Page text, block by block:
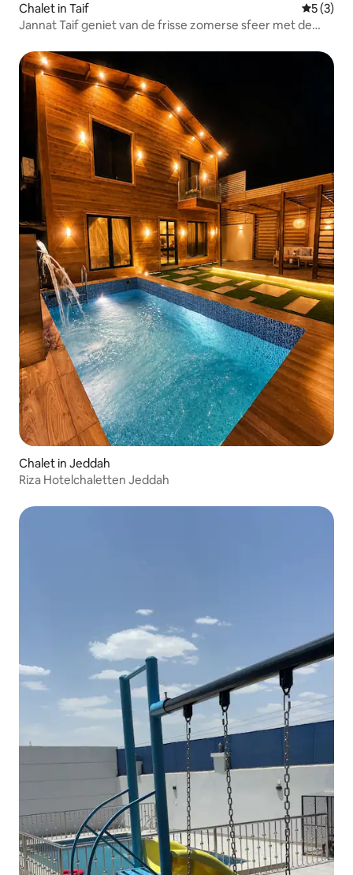
Chalet in Taif
5 (3)
Jannat Taif geniet van de frisse zomerse sfeer met de
Chalet in Jeddah
Riza Hotelchaletten Jeddah